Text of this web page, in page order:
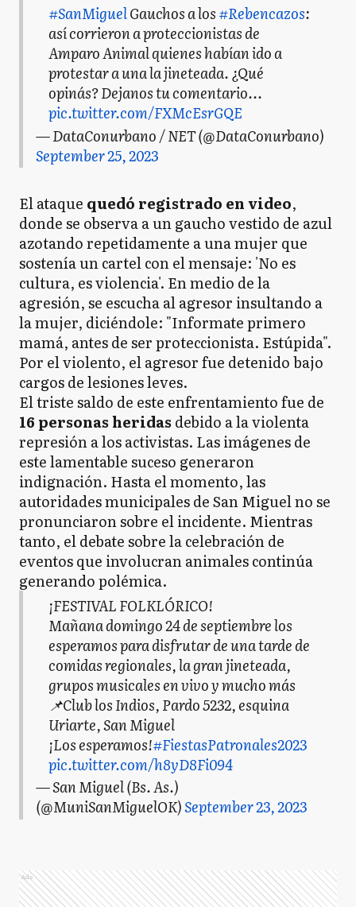
#SanMiguelGauchos a los#Rebencazos:
así corrieron a proteccionistas de
Amparo Animal quienes habían ido a
protestar a una la jineteada. ¿Qué
opinás? Dejanos tu comentario...
pic.twitter.com/FXMcEsrGQE
— DataConurbano / NET (@DataConurbano)
September 25, 2023
El ataque quedó registrado en video,
donde se observa a un gaucho vestido de azul
azotando repetidamente a una mujer que
sostenía un cartel con el mensaje: 'No es
cultura, es violencia'. En medio de la
agresión, se escucha al agresor insultando a
la mujer, diciéndole: "Informate primero
mamá, antes de ser proteccionista. Estúpida".
Por el violento, el agresor fue detenido bajo
cargos de lesiones leves.
El triste saldo de este enfrentamiento fue de
16 personas heridas debido a la violenta
represión a los activistas. Las imágenes de
este lamentable suceso generaron
indignación. Hasta el momento, las
autoridades municipales de San Miguel no se
pronunciaron sobre el incidente. Mientras
tanto, el debate sobre la celebración de
eventos que involucran animales continúa
generando polémica.
¡FESTIVAL FOLKLÓRICO!
Mañana domingo 24 de septiembre los
esperamos para disfrutar de una tarde de
comidas regionales, la gran jineteada,
grupos musicales en vivo y mucho más
📌Club los Indios, Pardo 5232, esquina
Uriarte, San Miguel
¡Los esperamos!#FiestasPatronales2023
pic.twitter.com/h8yD8Fi094
— San Miguel (Bs. As.)
(@MuniSanMiguelOK)September 23, 2023
Ads